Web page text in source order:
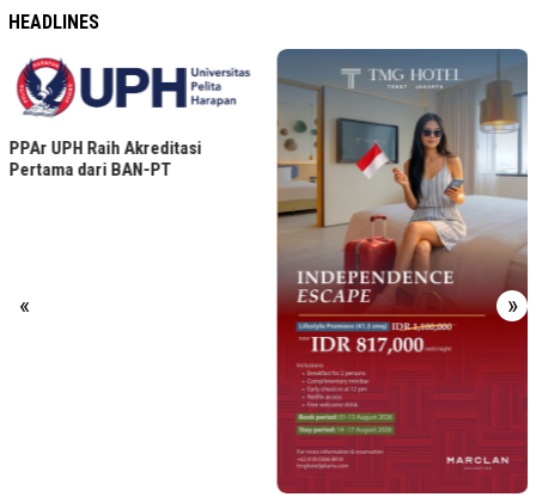
HEADLINES
« »
PPAr UPH Raih Akreditasi
Pertama dari BAN-PT